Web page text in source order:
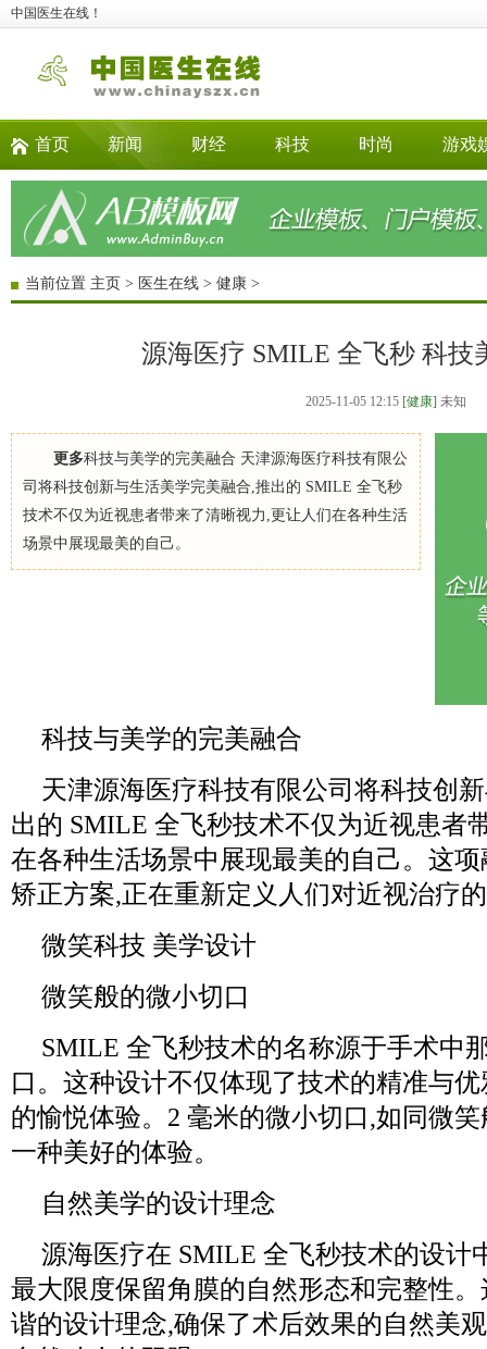
中国医生在线！
首页 新闻 财经 科技 时尚 游戏
当前位置 主页 > 医生在线 > 健康 >
源海医疗 SMILE 全飞秒 科技
2025-11-05 12:15 [健康] 未知
更多科技与美学的完美融合 天津源海医疗科技有限公
司将科技创新与生活美学完美融合,推出的 SMILE 全飞秒
技术不仅为近视患者带来了清晰视力,更让人们在各种生活
场景中展现最美的自己。
科技与美学的完美融合
天津源海医疗科技有限公司将科技创
出的 SMILE 全飞秒技术不仅为近视患者
在各种生活场景中展现最美的自己。这
矫正方案,正在重新定义人们对近视治疗
微笑科技 美学设计
微笑般的微小切口
SMILE 全飞秒技术的名称源于手术中
口。这种设计不仅体现了技术的精准与
的愉悦体验。2 毫米的微小切口,如同微
一种美好的体验。
自然美学的设计理念
源海医疗在 SMILE 全飞秒技术的设计
最大限度保留角膜的自然形态和完整性
谐的设计理念,确保了术后效果的自然美